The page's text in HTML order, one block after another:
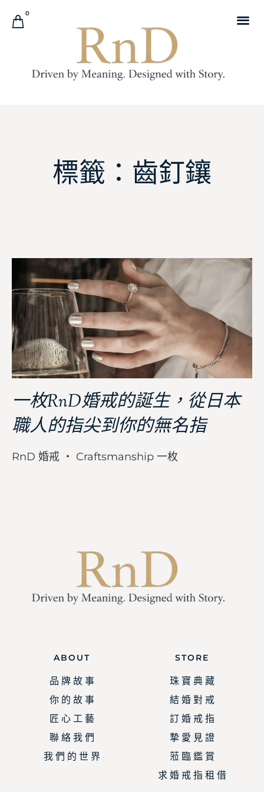
0
標籤：齒釘鑲
一枚RnD婚戒的誕生，從日本
職人的指尖到你的無名指
RnD 婚戒 ・ Craftsmanship 一枚
ABOUT
品 牌 故 事
你 的 故 事
匠 心 工 藝
聯 絡 我 們
我 們 的 世 界
STORE
珠 寶 典 藏
結 婚 對 戒
訂 婚 戒 指
摯 愛 見 證
蒞 臨 鑑 賞
求 婚 戒 指 租 借